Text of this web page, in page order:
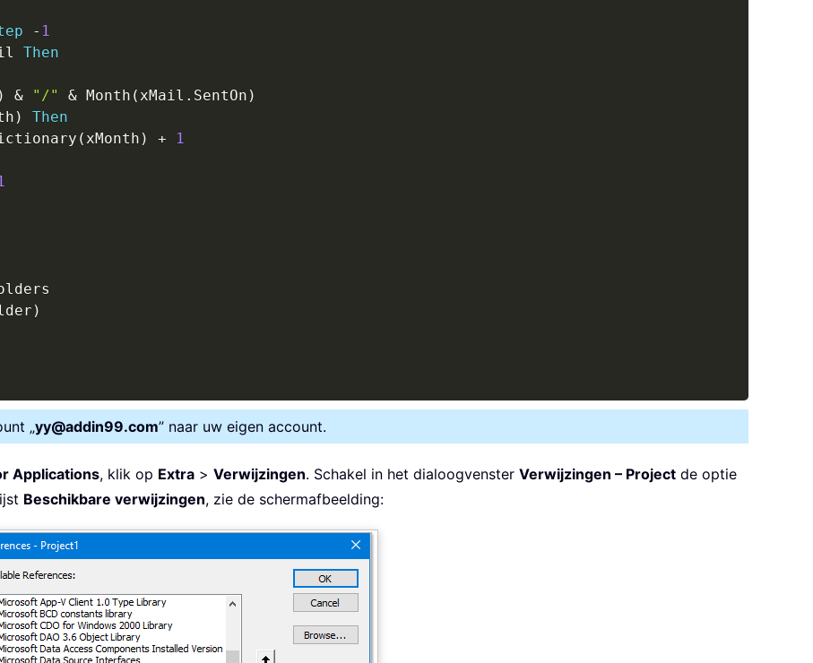
- 1
Then
) & "/" & Month ( xMail . SentOn )
)
Then
( xMonth ) +
1
)
„yy@addin99.com” naar uw eigen account.
Applications, klik op Extra > Verwijzingen. Schakel in het dialoogvenster Verwijzingen – Project de optie
Beschikbare verwijzingen, zie de schermafbeelding: